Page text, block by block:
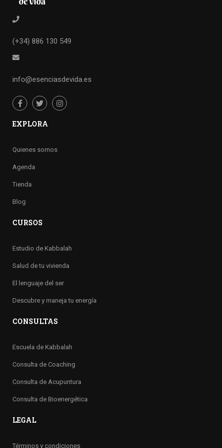
(+34) 886 130 549
info@esenciasdevida.es
EXPLORA
Quienes somos
Agenda
Tienda
Blog
CURSOS
Estudio de Kabbalah
Salud de tu vivienda
El lenguaje del ser
Descubre y maneja tu energía
CONSULTAS
Escuela de Kabbalah
Consulta de Coaching
Consulta de Acupuntura
Consulta de Bioenergética
LEGAL
Términos y condiciones